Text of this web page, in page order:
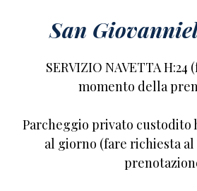
San
SERVIZIO NAVETTA
momento della
Parcheggio privato custodito
al giorno (fare richiesta